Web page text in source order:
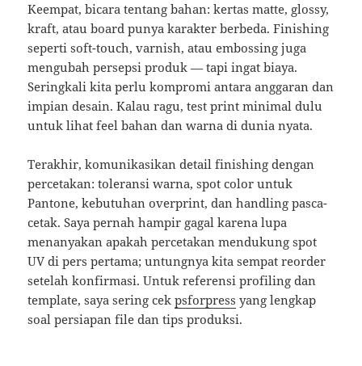
Keempat, bicara tentang bahan: kertas matte, glossy,
kraft, atau board punya karakter berbeda. Finishing
seperti soft-touch, varnish, atau embossing juga
mengubah persepsi produk — tapi ingat biaya.
Seringkali kita perlu kompromi antara anggaran dan
impian desain. Kalau ragu, test print minimal dulu
untuk lihat feel bahan dan warna di dunia nyata.
Terakhir, komunikasikan detail finishing dengan
percetakan: toleransi warna, spot color untuk
Pantone, kebutuhan overprint, dan handling pasca-
cetak. Saya pernah hampir gagal karena lupa
menanyakan apakah percetakan mendukung spot
UV di pers pertama; untungnya kita sempat reorder
setelah konfirmasi. Untuk referensi profiling dan
template, saya sering cekpsforpress yang lengkap
soal persiapan file dan tips produksi.